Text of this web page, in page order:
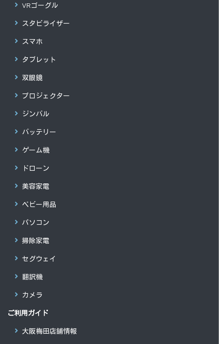
VRゴーグル
スタビライザー
スマホ
タブレット
双眼鏡
プロジェクター
ジンバル
バッテリー
ゲーム機
ドローン
美容家電
ベビー用品
パソコン
掃除家電
セグウェイ
翻訳機
カメラ
ご利用ガイド
大阪梅田店舗情報